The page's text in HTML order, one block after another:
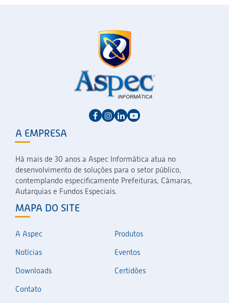
A EMPRESA
Há mais de 30 anos a Aspec Informática atua no
desenvolvimento de soluções para o setor público,
contemplando especificamente Prefeituras, Câmaras,
Autarquias e Fundos Especiais.
MAPA DO SITE
A Aspec
Produtos
Notícias
Eventos
Downloads
Certidões
Contato